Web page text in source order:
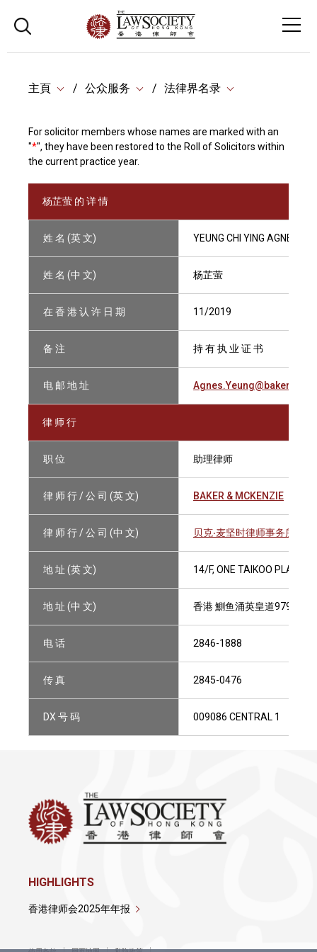
主頁 公众服务 法律界名录
For solicitor members whose names are marked with an
"*", they have been restored to the Roll of Solicitors within
the current practice year.
杨芷萤 的 详 情
姓 名 (英 文) YEUNG CHI YING AGNES
姓 名 (中 文) 杨芷萤
在 香 港 认 许 日 期 11/2019
备 注 持 有 执 业 证 书
电 邮 地 址
律 师 行
职 位 助理律师
律 师 行 / 公 司 (英 文) BAKER & MCKENZIE
律 师 行 / 公 司 (中 文) 贝克‧麦坚时律师事务所
地 址 (英 文) 14/F, ONE TAIKOO PLACE,
地 址 (中 文) 香港 鰂鱼涌英皇道979号 太
电 话 2846-1888
传 真 2845-0476
DX 号 码 009086 CENTRAL 1
HIGHLIGHTS
香港律师会2025年年报